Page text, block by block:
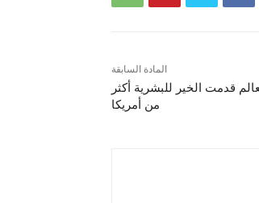
المادة السابقة
قدمت الخير للبشرية أكثر
من أمريكا